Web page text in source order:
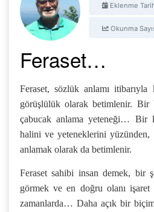
Eklenme
Okunma
Feraset…
Feraset, sözlük anlamı
görüşlülük olarak betimlenir.
çabucak anlama yeteneği… Bir
halini ve yeteneklerini yüzünden,
anlamak olarak da betimlenir.
Feraset sahibi insan demek, bir
görmek ve en doğru olanı
zamanlarda… Daha açık bir